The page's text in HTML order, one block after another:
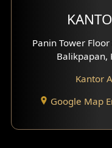
Fasad
Desain Split
Desain
Desain
Panin Tower
Balikpapan,
Kantor
Google Map